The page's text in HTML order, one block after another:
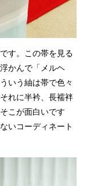
す。この帯を見る
かんで「メルヘ
いう紬は帯で色々
れに半衿、長襦袢
こが面白いです
いコーディネート